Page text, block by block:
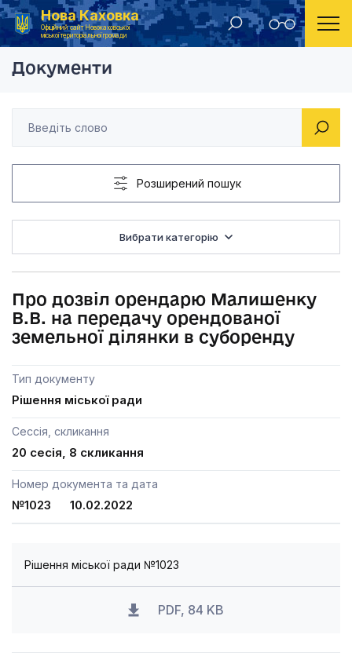
Нова Каховка
Офіційний сайт Новокаховської
міської територіальної громади
Головна Рішення Новокаховської міської ради 2022 рік Про дозвіл
Документи
Розширений пошук
Вибрати категорію
Про дозвіл орендарю Малишенку
В.В. на передачу орендованої
земельної ділянки в суборенду
Тип документу
Рішення міської ради
Сессія, скликання
20 сесія, 8 скликання
Номер документа та дата
№1023 10.02.2022
Рішення міської ради №1023
PDF, 84 KB